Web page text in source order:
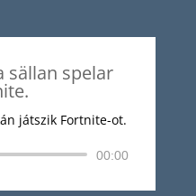
sällan spelar
játszik Fortnite-ot.
00:00